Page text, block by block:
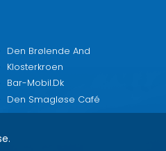
Den Brølende And
Klosterkroen
Bar-Mobil.dk
Den Smagløse Café